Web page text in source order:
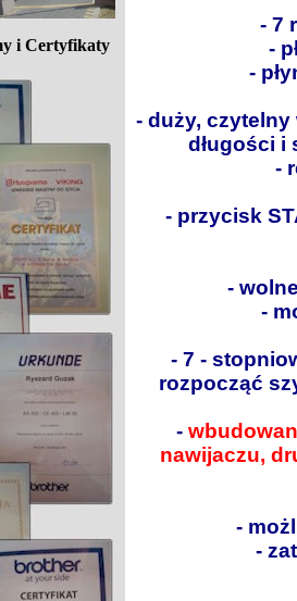
i Certyfikaty
- 7
-
-
- duży,
długości i
-
- przycisk
-
-
- 7 -
rozpocząć
-
nawijaczu,
-
-